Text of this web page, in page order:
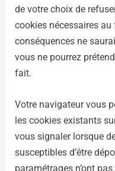
de votre choix de
cookies nécessaires
conséquences ne
vous ne pourrez
fait.
Votre navigateur vous
les cookies existants
vous signaler lorsque
susceptibles d’être
paramétrages n’ont